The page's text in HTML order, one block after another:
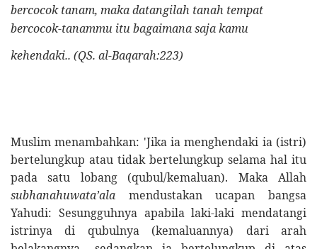
bercocok tanam, maka datangilah tanah tempat
bercocok-tanammu itu bagaimana saja kamu
kehendaki.. (QS. al-Baqarah:223)
Muslim menambahkan: 'Jika ia menghendaki ia (istri)
bertelungkup atau tidak bertelungkup selama hal itu
pada satu lobang (qubul/kemaluan). Maka Allah
subhanahuwata’ala mendustakan ucapan bangsa
Yahudi: Sesungguhnya apabila laki-laki mendatangi
istrinya di qubulnya (kemaluannya) dari arah